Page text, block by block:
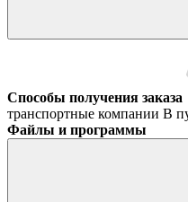
Способы получения заказа
транспортные компании В
Файлы и программы